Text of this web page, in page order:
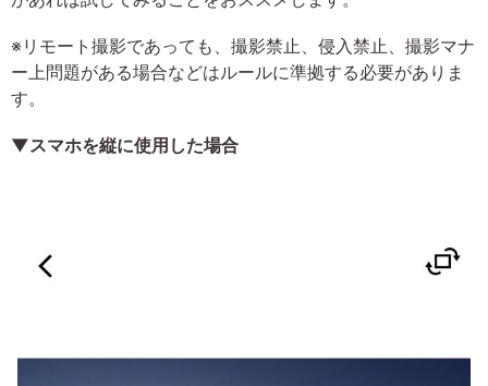
※リモート撮影であっても、撮影禁止、侵入禁止、撮影マナ
ー上問題がある場合などはルールに準拠する必要がありま
す。
▼スマホを縦に使用した場合